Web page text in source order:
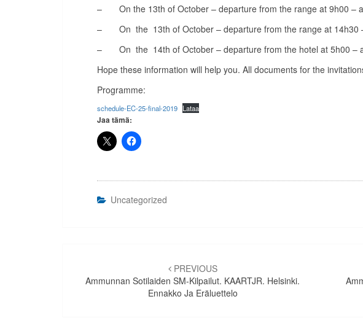
– On the 13th of October – departure from the range at 9h00 –
– On the 13th of October – departure from the range at 14h30
– On the 14th of October – departure from the hotel at 5h00 –
Hope these information will help you. All documents for the
Programme:
schedule-EC-25-final-2019 Lataa
Jaa tämä:
Uncategorized
selaus
PREVIOUS
Ammunnan Sotilaiden SM-Kilpailut. KAARTJR. Helsinki.
Ennakko Ja Eräluettelo